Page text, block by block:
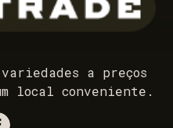
a preços
local conveniente.